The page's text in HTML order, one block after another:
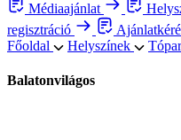
Médiaajánlat
regisztráció
Főoldal
Helyszínek
Balatonvilágos